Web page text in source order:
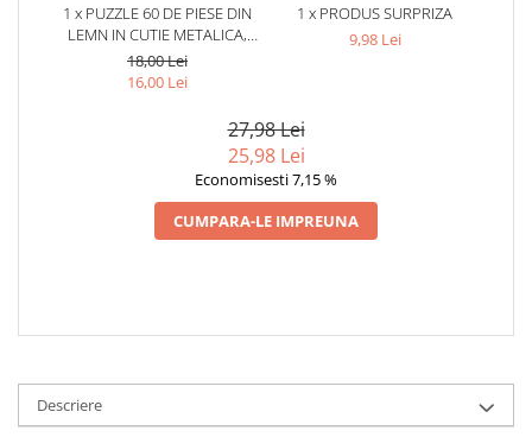
1 x PUZZLE 60 DE PIESE DIN
LEMN IN CUTIE METALICA,
MODEL SCUFITA
ROSIE,DEZVOLTARE ABILITATI
18,00 Lei
16,00 Lei
1 x PRODUS SURPRIZA
9,98 Lei
27,98 Lei
25,98 Lei
Economisesti 7,15 %
CUMPARA-LE IMPREUNA
Descriere